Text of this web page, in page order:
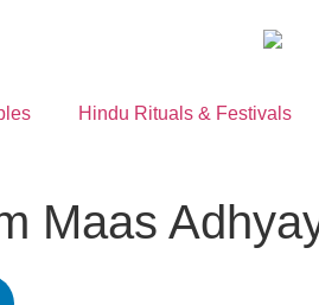
Hindu Rituals & Festivals
Maas Adhyay